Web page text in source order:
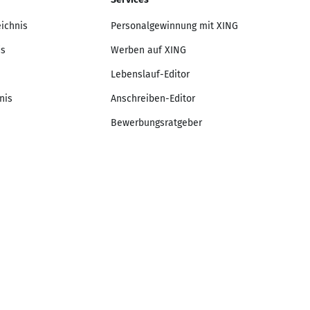
Personalgewinnung mit XING
Werben auf XING
Lebenslauf-Editor
Anschreiben-Editor
Bewerbungsratgeber